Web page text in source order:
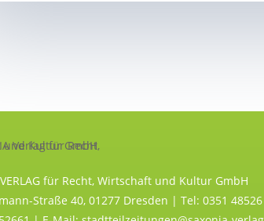
VERLAG für Recht, Wirtschaft und Kultur GmbH
Straße 40, 01277 Dresden | Tel: 0351